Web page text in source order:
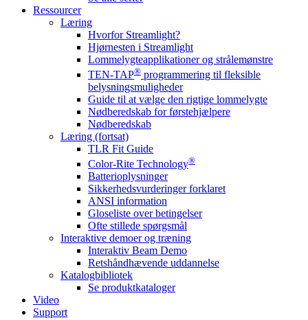
Ressourcer
Læring
Hvorfor Streamlight?
Hjørnesten i Streamlight
Lommelygteapplikationer og strålemønstre
TEN-TAP® programmering til fleksible
belysningsmuligheder
Guide til at vælge den rigtige lommelygte
Nødberedskab for førstehjælpere
Nødberedskab
Læring (fortsat)
TLR Fit Guide
Color-Rite Technology®
Batterioplysninger
Sikkerhedsvurderinger forklaret
ANSI information
Gloseliste over betingelser
Ofte stillede spørgsmål
Interaktive demoer og træning
Interaktiv Beam Demo
Retshåndhævende uddannelse
Katalogbibliotek
Se produktkataloger
Video
Support